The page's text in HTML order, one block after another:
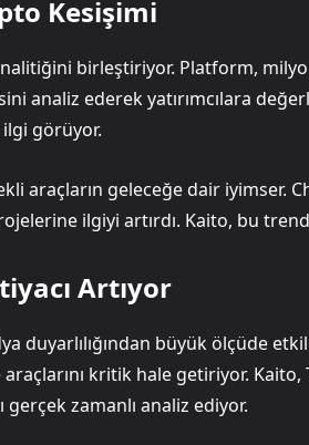
Kesişimi
birleştiriyor. Platform,
analiz ederek yatırımcılara
görüyor.
araçların geleceğe dair iyimser.
ilgiyi artırdı. Kaito, bu
Artıyor
duyarlılığından büyük ölçüde
kritik hale getiriyor.
zamanlı analiz ediyor.